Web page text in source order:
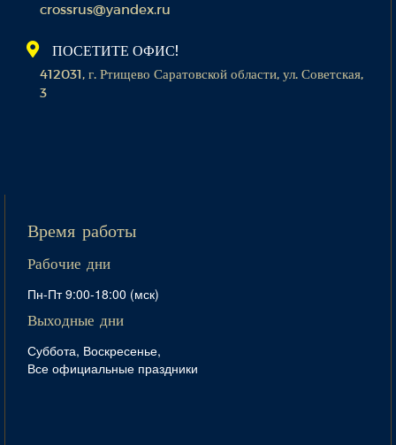
crossrus@yandex.ru
ПОСЕТИТЕ ОФИС!
412031, г. Ртищево Саратовской области, ул. Советская,
3
Время работы
Рабочие дни
Пн-Пт 9:00-18:00 (мск)
Выходные дни
Суббота, Воскресенье,
Все официальные праздники